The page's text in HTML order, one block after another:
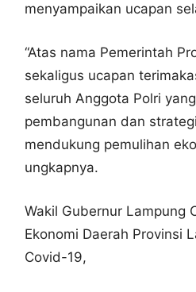
menyampaikan ucapan
“Atas nama Pemerintah
sekaligus ucapan
seluruh Anggota Polri
pembangunan dan
mendukung pemulihan
ungkapnya.
Wakil Gubernur Lampung
Ekonomi Daerah Provinsi
Covid-19,